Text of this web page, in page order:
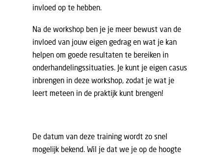
invloed op te hebben.
Na de workshop ben je je meer bewust van de
invloed van jouw eigen gedrag en wat je kan
helpen om goede resultaten te bereiken in
onderhandelingssituaties. Je kunt je eigen casus
inbrengen in deze workshop, zodat je wat je
leert meteen in de praktijk kunt brengen!
De datum van deze training wordt zo snel
mogelijk bekend. Wil je dat we je op de hoogte